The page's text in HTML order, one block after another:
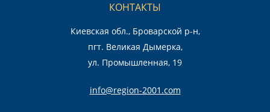
КОНТАКТЫ
Киевская обл., Броварской р-н,
пгт. Великая Дымерка,
ул. Промышленная, 19
info@region-2001.com